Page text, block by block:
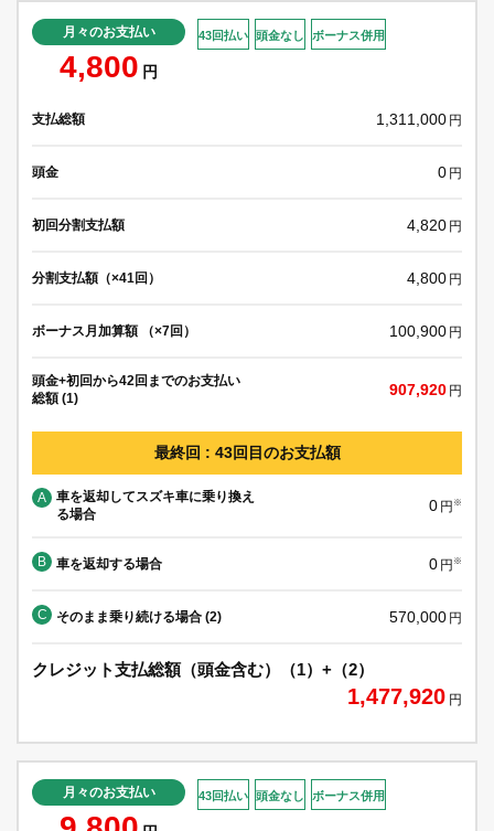
月々のお支払い
4,800 円
43回払い 頭金なし ボーナス併用
支払総額 1,311,000 円
頭金 0 円
初回分割支払額 4,820 円
分割支払額（×41回） 4,800 円
ボーナス月加算額 （×7回） 100,900 円
頭金+初回から42回までのお支払い
総額 (1)
907,920 円
最終回 : 43回目のお支払額
A
車を返却してスズキ車に乗り換え
る場合
0 円 ※
B 車を返却する場合 0 円 ※
C そのまま乗り続ける場合 (2) 570,000 円
クレジット支払総額（頭金含む）（1）+（2）
1,477,920 円
月々のお支払い 43回払い 頭金なし ボーナス併用